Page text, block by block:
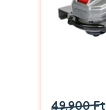
49.900 Ft